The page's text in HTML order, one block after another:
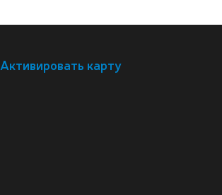
Активировать карту